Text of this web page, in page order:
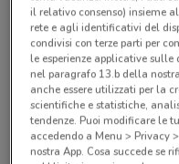
-2
Acqua & Sapone
il relativo consenso) insieme
rete e agli identificativi del
condivisi con terze parti per
le esperienze applicative
nel paragrafo 13.b della
anche essere utilizzati per la
scientifiche e statistiche,
tendenze. Puoi modificare le
accedendo a Menu > Privacy
nostra App. Cosa succede se